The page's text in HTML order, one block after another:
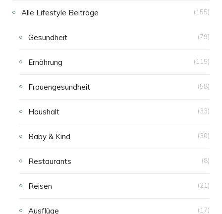
Alle Lifestyle Beiträge (155)
Gesundheit (79)
Ernährung (115)
Frauengesundheit (58)
Haushalt (33)
Baby & Kind (30)
Restaurants (8)
Reisen (21)
Ausflüge (17)